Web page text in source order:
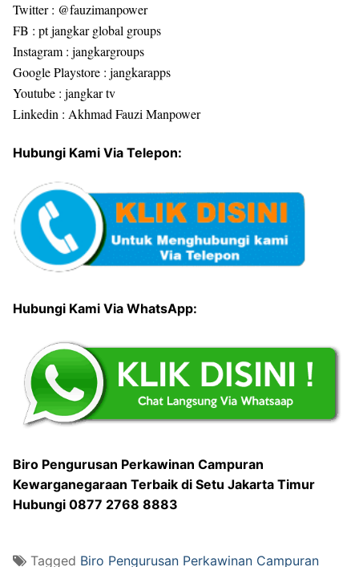
Twitter : @fauzimanpower
FB : pt jangkar global groups
Instagram : jangkargroups
Google Playstore : jangkarapps
Youtube : jangkar tv
Linkedin : Akhmad Fauzi Manpower
Hubungi Kami Via Telepon:
Hubungi Kami Via WhatsApp:
Biro Pengurusan Perkawinan Campuran
Kewarganegaraan Terbaik di Setu Jakarta Timur
Hubungi 0877 2768 8883
Tagged Biro Pengurusan Perkawinan Campuran